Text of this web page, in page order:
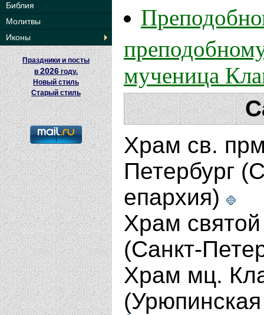
Библия
Молитвы
Иконы
Праздники и посты
в2026 году.
Новый стиль
Старый стиль
мученица
Храм св.
Петербург
епархия)
Храм святой
(Санкт-
Храм мц.